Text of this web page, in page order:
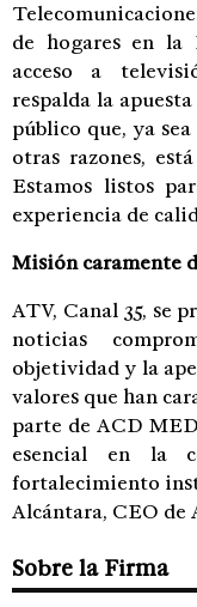
de hogares en la
acceso a
respalda la
público que, ya
otras razones,
Estamos listos
experiencia de
Misión caramente
ATV, Canal 35, se
noticias
objetividad y la
valores que han
parte de ACD
esencial en la
fortalecimiento
Alcántara, CEO de
Sobre la Firma